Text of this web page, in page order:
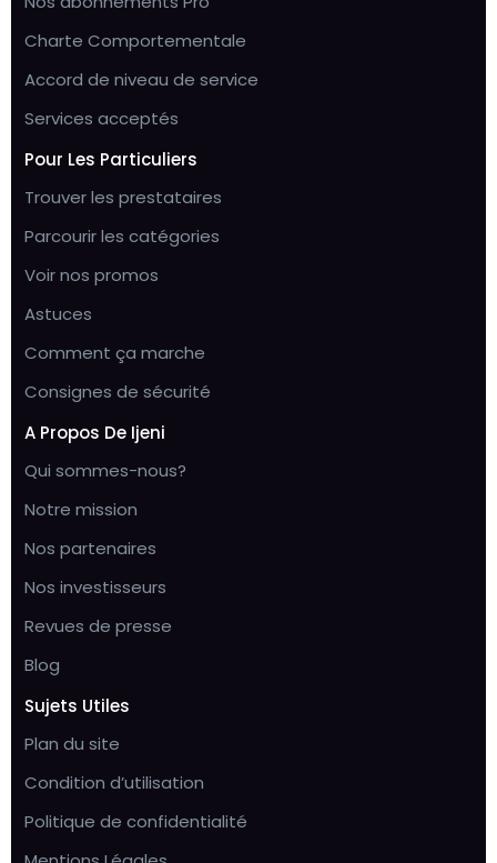
Charte Comportementale
Accord de niveau de service
Services acceptés
Pour Les Particuliers
Trouver les prestataires
Parcourir les catégories
Voir nos promos
Astuces
Comment ça marche
Consignes de sécurité
A Propos De Ijeni
Qui sommes-nous?
Notre mission
Nos partenaires
Nos investisseurs
Revues de presse
Blog
Sujets Utiles
Plan du site
Condition d’utilisation
Politique de confidentialité